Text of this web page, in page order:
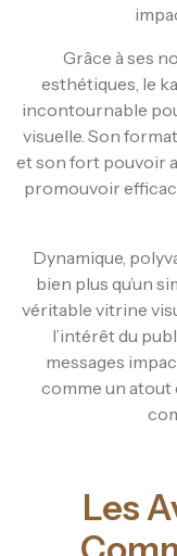
Grâce à ses
esthétiques, le
incontournable
visuelle. Son
et son fort pouvoir
promouvoir
Dynamique,
bien plus qu’un
véritable vitrine
l’intérêt du
messages
comme un atout
Les